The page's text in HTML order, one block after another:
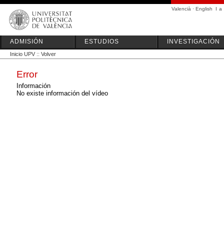
Valencià · English I a
ADMISIÓN ESTUDIOS INVESTIGACIÓN
Inicio UPV :: Volver
Error
Información
No existe información del vídeo